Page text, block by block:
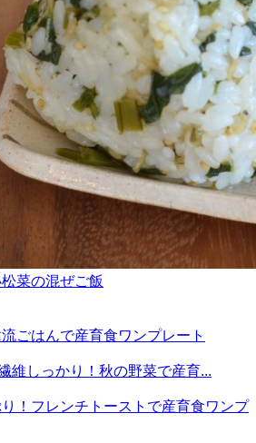
菜の混ぜご飯
ごはんで産育食ワンプレート
維しっかり！秋の野菜で産育...
！フレンチトーストで産育食ワンプ